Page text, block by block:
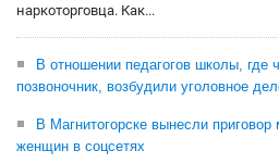
наркоторговца. Как...
В отношении педагогов школы, где
позвоночник, возбудили уголовное
В Магнитогорске вынесли
женщин в соцсетях